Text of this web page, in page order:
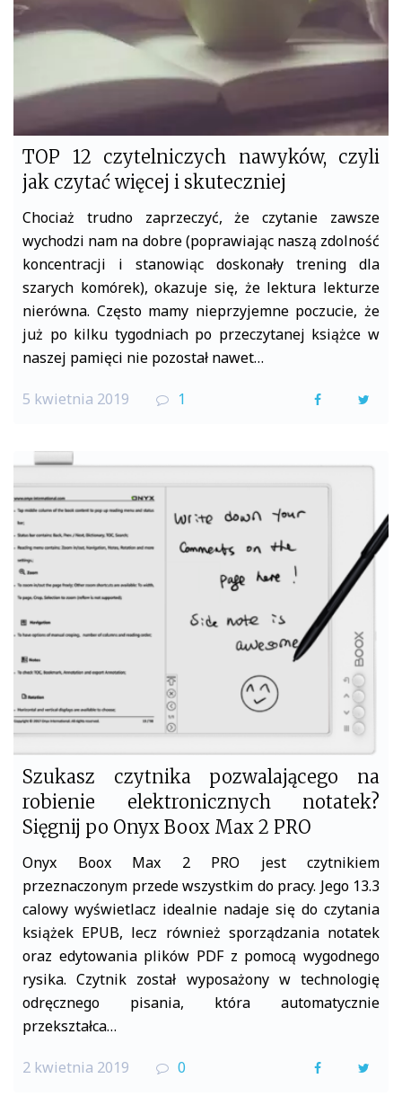
TOP 12 czytelniczych nawyków, czyli
jak czytać więcej i skuteczniej
Chociaż trudno zaprzeczyć, że czytanie zawsze
wychodzi nam na dobre (poprawiając naszą zdolność
koncentracji i stanowiąc doskonały trening dla
szarych komórek), okazuje się, że lektura lekturze
nierówna. Często mamy nieprzyjemne poczucie, że
już po kilku tygodniach po przeczytanej książce w
naszej pamięci nie pozostał nawet…
5 kwietnia 2019 1
F
e
k
e
Szukasz czytnika pozwalającego na
robienie elektronicznych notatek?
Sięgnij po Onyx Boox Max 2 PRO
Onyx Boox Max 2 PRO jest czytnikiem
przeznaczonym przede wszystkim do pracy. Jego 13.3
calowy wyświetlacz idealnie nadaje się do czytania
książek EPUB, lecz również sporządzania notatek
oraz edytowania plików PDF z pomocą wygodnego
rysika. Czytnik został wyposażony w technologię
odręcznego pisania, która automatycznie
przekształca…
2 kwietnia 2019 0
F